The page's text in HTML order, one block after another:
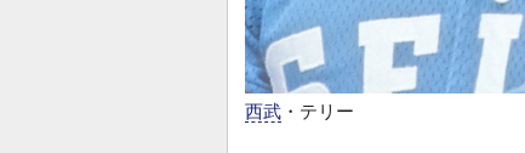
西武 ・テリー